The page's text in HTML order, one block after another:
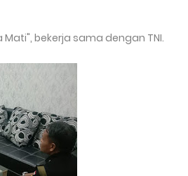
Mati", bekerja sama dengan TNI.